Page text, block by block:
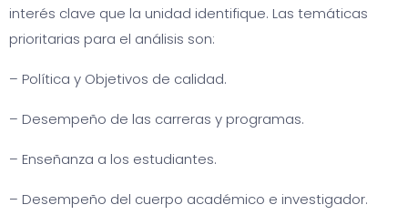
interés clave que la unidad identifique. Las temáticas
prioritarias para el análisis son:
– Política y Objetivos de calidad.
– Desempeño de las carreras y programas.
– Enseñanza a los estudiantes.
– Desempeño del cuerpo académico e investigador.